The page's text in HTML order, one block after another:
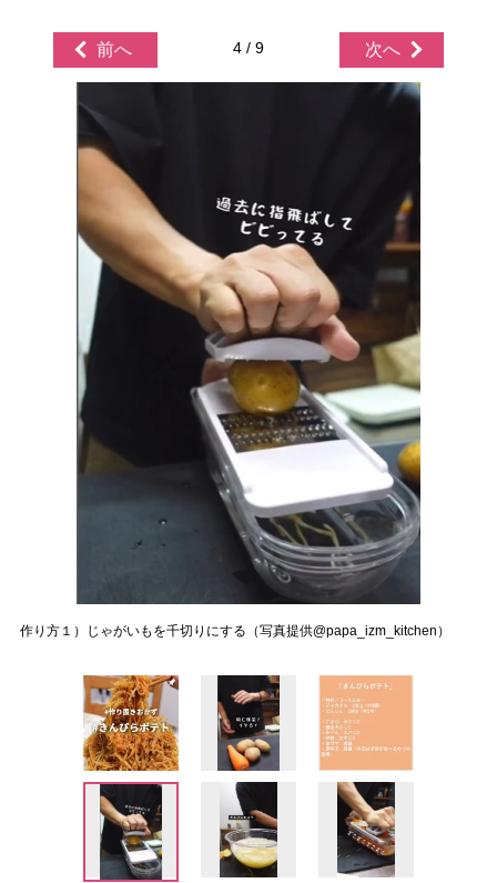
前へ 4 / 9 次へ
作り方１）じゃがいもを千切りにする（写真提供@papa_izm_kitchen）